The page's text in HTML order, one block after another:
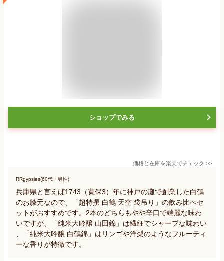
ショップでみる
価格と在庫を楽天でチェック >>
RRgypsies(60代・男性)
兵庫県と言えば1743（寛保3）年に神戸の灘で創業した白鶴
のお膝元なので、「超特撰 白鶴 天空 袋吊り」の飲み比べセ
ットがおすすめです。2本のどちらもやや辛口で端麗な味わ
いですが、「純米大吟醸 山田錦」は繊細でシャープな味わい
、「純米大吟醸 白鶴錦」はリンゴや洋梨のようなフルーティ
ーな香りが特徴です。